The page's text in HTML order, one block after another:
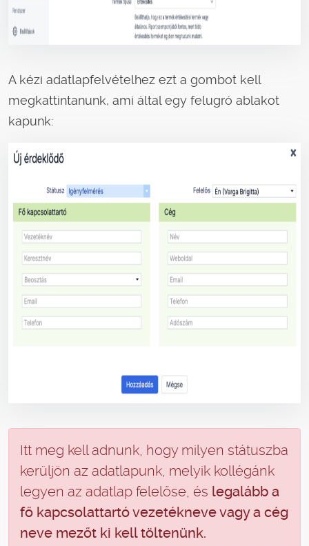
A kézi adatlapfelvételhez ezt a gombot kell
megkattintanunk, ami által egy felugró ablakot
kapunk:
Itt meg kell adnunk, hogy milyen státuszba
kerüljön az adatlapunk, melyik kollégánk
legyen az adatlap felelőse, és legalább a
fő kapcsolattartó vezetékneve vagy a cég
neve mezőt ki kell töltenünk.